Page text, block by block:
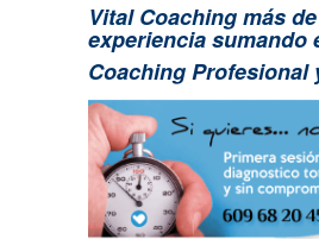
Vital Coaching más
experiencia
Coaching Profesional